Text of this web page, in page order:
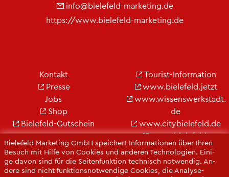
Bie­le­feld Mar­ke­ting GmbH spei­chert In­for­ma­tio­nen über Ihren
Be­such mit Hilfe von Coo­kies und an­de­ren Tech­no­lo­gi­en. Ei­ni­
ge davon sind für die Sei­ten­funk­ti­on tech­nisch not­wen­dig. An­
de­re sind nicht funk­ti­ons­not­wen­di­ge Coo­kies, die Ana­ly­se-
info@​bielefeld-​marketing.​de
https://​www.​bielefeld-​marketing.​de
Kon­takt
Pres­se
Jobs
Shop
Bie­le­feld-Gut­schein
Tou­rist-In­for­ma­ti­on
www.​bielefeld.​jetzt
www.​wis​sens​werk​stad​t.​
de
www.​cit​ybie​lefe​ld.​de
www.​bielefeld-​
convention.​de